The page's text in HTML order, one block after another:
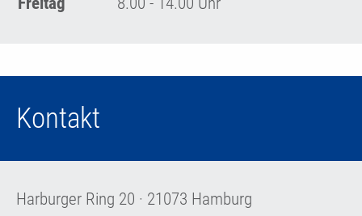
Kontakt
Harburger Ring 20 · 21073 Hamburg